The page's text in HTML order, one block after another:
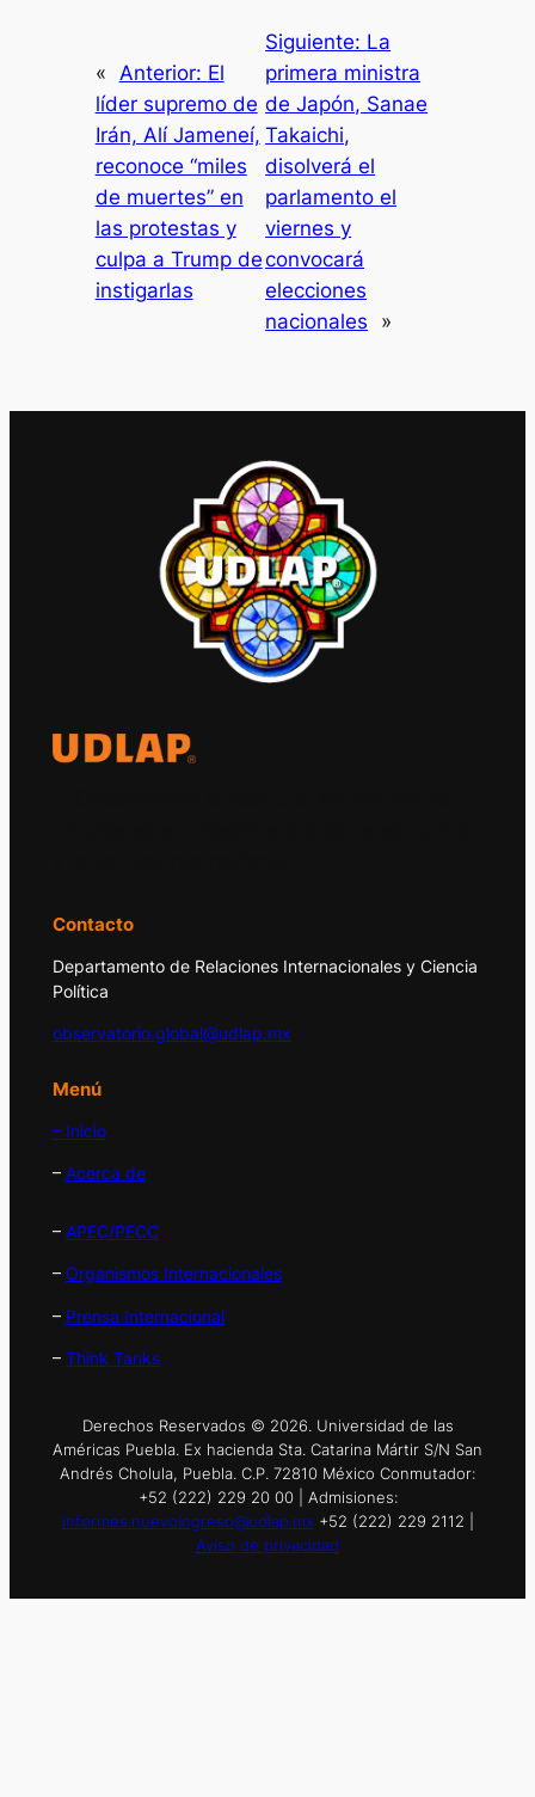
« Anterior: El
líder supremo de
Irán, Alí Jameneí,
reconoce “miles
de muertes” en
las protestas y
culpa a Trump de
instigarlas
Siguiente: La
primera ministra
de Japón, Sanae
Takaichi,
disolverá el
parlamento el
viernes y
convocará
elecciones
nacionales
»
Contacto
Departamento de Relaciones Internacionales y Ciencia
Política
observatorio.global@udlap.mx
Menú
– Inicio
– Acerca de
– APEC/PECC
– Organismos Internacionales
– Prensa Internacional
– Think Tanks
Derechos Reservados © 2026. Universidad de las
Américas Puebla. Ex hacienda Sta. Catarina Mártir S/N San
Andrés Cholula, Puebla. C.P. 72810 México Conmutador:
+52 (222) 229 20 00 | Admisiones:
informes.nuevoingreso@udlap.mx +52 (222) 229 2112 |
Aviso de privacidad